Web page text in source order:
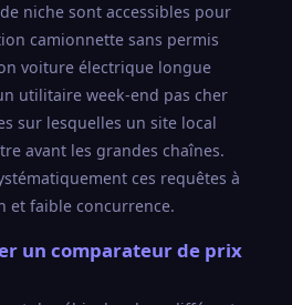
niche sont accessibles pour
camionnette sans permis
voiture électrique longue
utilitaire week-end pas cher
sur lesquelles un site local
avant les grandes chaînes.
ces requêtes à
et faible concurrence.
un comparateur de prix